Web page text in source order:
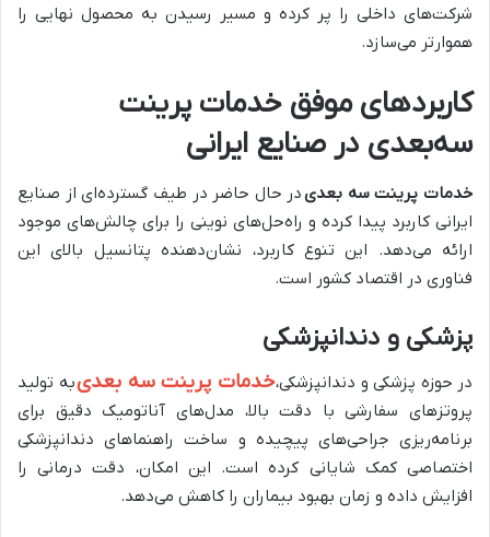
شرکت‌های داخلی را پر کرده و مسیر رسیدن به محصول نهایی را
هموارتر می‌سازد.
کاربردهای موفق خدمات پرینت
سه‌بعدی در صنایع ایرانی
خدمات پرینت سه بعدیدر حال حاضر در طیف گسترده‌ای از صنایع
ایرانی کاربرد پیدا کرده و راه‌حل‌های نوینی را برای چالش‌های موجود
ارائه می‌دهد. این تنوع کاربرد، نشان‌دهنده پتانسیل بالای این
فناوری در اقتصاد کشور است.
پزشکی و دندانپزشکی
در حوزه پزشکی و دندانپزشکی،خدمات پرینت سه بعدیبه تولید
پروتزهای سفارشی با دقت بالا، مدل‌های آناتومیک دقیق برای
برنامه‌ریزی جراحی‌های پیچیده و ساخت راهنماهای دندانپزشکی
اختصاصی کمک شایانی کرده است. این امکان، دقت درمانی را
افزایش داده و زمان بهبود بیماران را کاهش می‌دهد.